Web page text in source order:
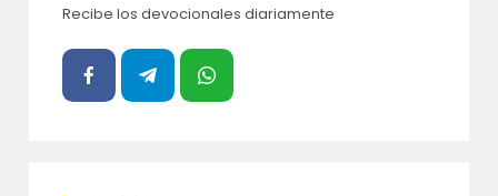
Recibe los devocionales diariamente